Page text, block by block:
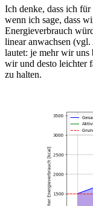
Ich denke, dass ich
wenn ich sage, dass
Energieverbrauch
linear anwachsen
lautet: je mehr wir uns
wir und desto leichter
zu halten.